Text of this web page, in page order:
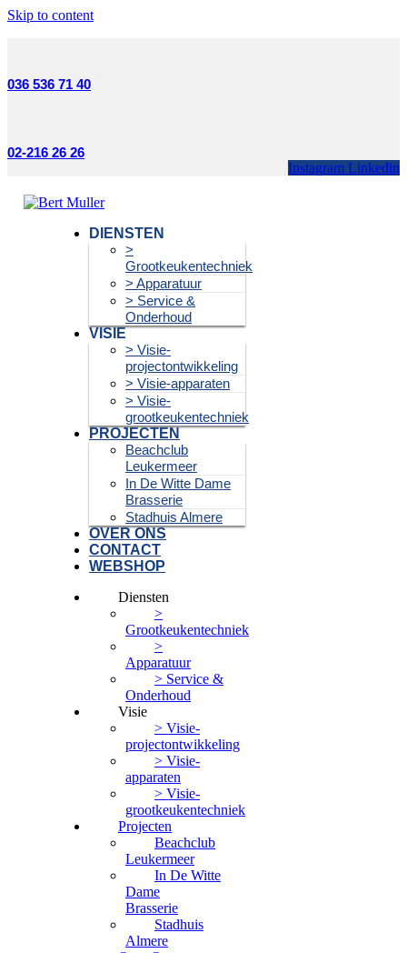
Skip to content
036 536 71 40
02-216 26 26
Instagram Linkedin
DIENSTEN
>
Grootkeukentechniek
> Apparatuur
> Service &
Onderhoud
VISIE
> Visie-
projectontwikkeling
> Visie-apparaten
> Visie-
grootkeukentechniek
PROJECTEN
Beachclub
Leukermeer
In De Witte Dame
Brasserie
Stadhuis Almere
OVER ONS
CONTACT
WEBSHOP
Diensten
>
Grootkeukentechniek
>
Apparatuur
> Service &
Onderhoud
Visie
> Visie-
projectontwikkeling
> Visie-
apparaten
> Visie-
grootkeukentechniek
Projecten
Beachclub
Leukermeer
In De Witte
Dame
Brasserie
Stadhuis
Almere